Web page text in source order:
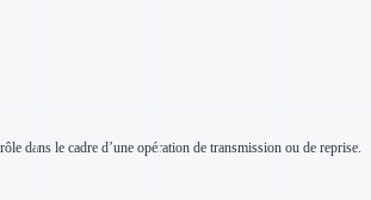
dans le cadre d’une opération de transmission ou de reprise.